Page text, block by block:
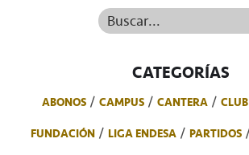
Buscar...
CATEGORÍAS
ABONOS CAMPUS CANTERA CLUB
FUNDACIÓN
LIGA ENDESA PARTIDOS